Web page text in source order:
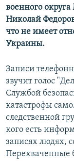
военного
Николай
что не имеет
Украины.
Записи
звучит голос
Службой
катастрофы
следственной
кого есть
записях людях,
Перехваченные